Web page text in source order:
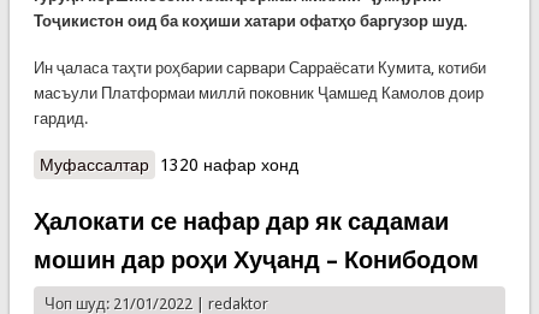
Тоҷикистон оид ба коҳиши хатари офатҳо баргузор шуд.
Ин ҷаласа таҳти роҳбарии сарвари Сарраёсати Кумита, котиби
масъули Платформаи миллӣ поковник Ҷамшед Камолов доир
гардид.
Муфассалтаро Баргузории ҷаласаи гурӯҳи коршиносони
1320 нафар хонд
Ҳалокати се нафар дар як садамаи
мошин дар роҳи Хуҷанд – Конибодом
Чоп шуд: 21/01/2022 | redaktor